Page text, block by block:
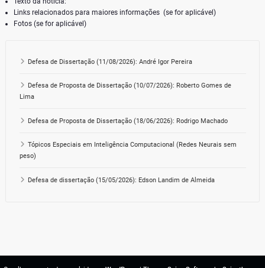
Links relacionados para maiores informações (se for aplicável)
Fotos (se for aplicável)
Defesa de Dissertação (11/08/2026): André Igor Pereira
Defesa de Proposta de Dissertação (10/07/2026): Roberto Gomes de
Lima
Defesa de Proposta de Dissertação (18/06/2026): Rodrigo Machado
Tópicos Especiais em Inteligência Computacional (Redes Neurais sem
peso)
Defesa de dissertação (15/05/2026): Edson Landim de Almeida